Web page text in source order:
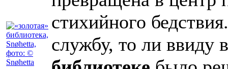
стихийного
службу, то ли ввиду